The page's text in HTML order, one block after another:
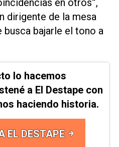
en otros”,
dirigente de la mesa
bajarle el tono a
lo hacemos
a El Destape con
haciendo historia.
EL DESTAPE